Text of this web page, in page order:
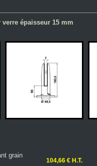
épaisseur 15 mm
grain
104,66 € H.T.